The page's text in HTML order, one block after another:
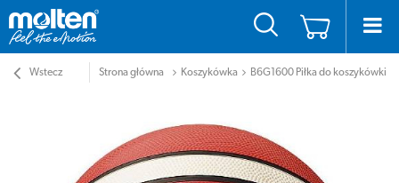
Wstecz Strona główna Koszykówka B6G1600 Piłka do koszykówki